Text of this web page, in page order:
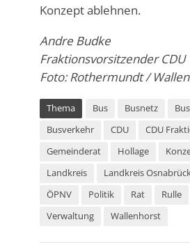
Konzept ablehnen.
Andre Budke
Fraktionsvorsitzender CDU
Foto: Rothermundt /
Thema Bus Busnetz
Busverkehr
CDU
CDU
Gemeinderat
Hollage
Landkreis
Landkreis
ÖPNV
Politik Rat Rulle
Verwaltung
Wallenhorst